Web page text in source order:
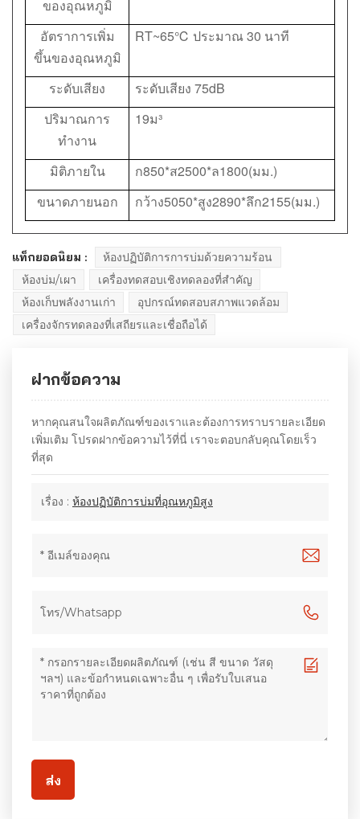
ของอุณหภูมิ
อัตราการเพิ่ม
ขึ้นของอุณหภูมิ
RT~65℃ ประมาณ 30 นาที
ระดับเสียง
ระดับเสียง 75dB
ปริมาณการ
ทำงาน
19ม³
มิติภายใน
ก850*ส2500*ล1800(มม.)
ขนาดภายนอก
กว้าง5050*สูง2890*ลึก2155(มม.)
แท็กยอดนิยม :
ห้องปฏิบัติการการบ่มด้วยความร้อน
ห้องบ่ม/เผา
เครื่องทดสอบเชิงทดลองที่สำคัญ
ห้องเก็บพลังงานเก่า
อุปกรณ์ทดสอบสภาพแวดล้อม
เครื่องจักรทดลองที่เสถียรและเชื่อถือได้
ฝากข้อความ
หากคุณสนใจผลิตภัณฑ์ของเราและต้องการทราบรายละเอียด
เพิ่มเติม โปรดฝากข้อความไว้ที่นี่ เราจะตอบกลับคุณโดยเร็ว
ที่สุด
เรื่อง : ห้องปฏิบัติการบ่มที่อุณหภูมิสูง
ส่ง